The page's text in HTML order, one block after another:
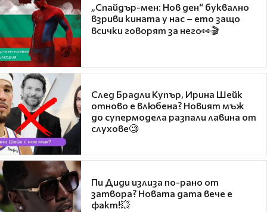
„Спайдър-мен: Нов ден“ буквално
взриви кината у нас – ето защо
всички говорят за него👀🎬
След Брадли Купър, Ирина Шейк
отново е влюбена? Новият мъж
до супермодела разпали лавина от
слухове🧐
Пи Диди излиза по-рано от
затвора? Новата дата вече е
факт!💥